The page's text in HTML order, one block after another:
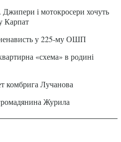
Джипери і мотокросери хочуть
Карпат
у 225-му ОШП
«схема» в родині
комбрига Лучанова
Журила